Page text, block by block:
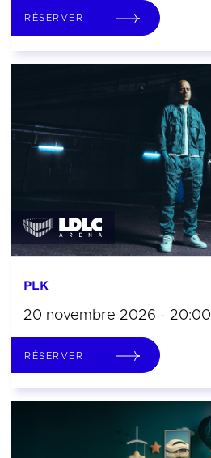
RÉSERVER
PLK
20 novembre 2026 - 20:00
RÉSERVER